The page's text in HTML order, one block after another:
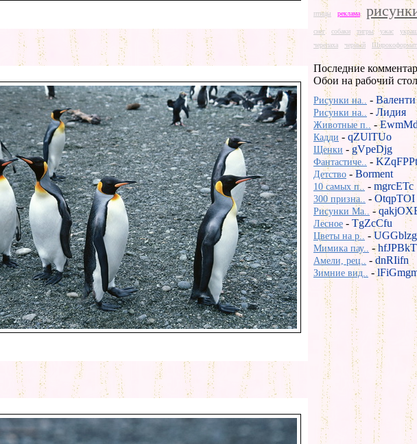
птицы реклама
снег собаки тигры ужас
черепаха
черный
Последние
Обои на рабочий стол
Рисунки на.. - Валенти
Рисунки на.. - Лидия
Животные п.. -
Кадди - qZUlTUo
Щенки - gVpeDjg
Фантастиче.. - KZqFPPt
Детство -Borment
10 самых п.. - mgrcETc
300 призна.. - OtqpTOI
Рисунки Ma.. -
Лесное - TgZcCfu
Цветы на р.. -UGGblzg
Мимика пау.. -hfJPBkT
Амели, рец.. -dnRIifn
Зимние вид.. -